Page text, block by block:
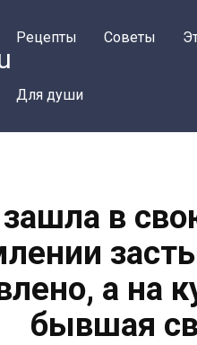
Рецепты Советы
Для души
в
а на
бывшая